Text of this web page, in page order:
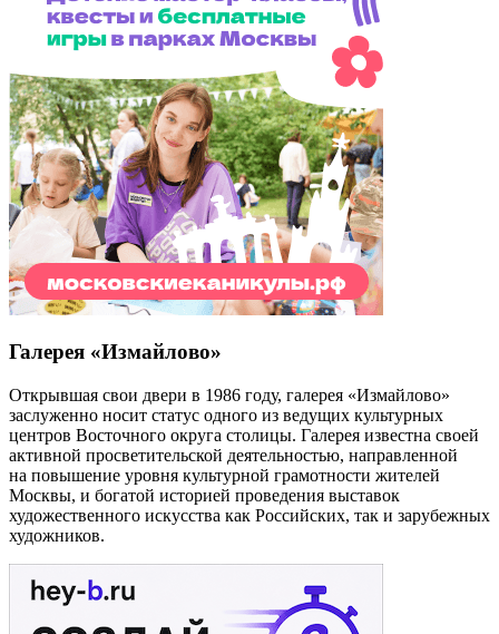
Галерея «Измайлово»
Открывшая свои двери в 1986 году, галерея «Измайлово»
заслуженно носит статус одного из ведущих культурных
центров Восточного округа столицы. Галерея известна своей
активной просветительской деятельностью, направленной
на повышение уровня культурной грамотности жителей
Москвы, и богатой историей проведения выставок
художественного искусства как Российских, так и зарубежных
художников.